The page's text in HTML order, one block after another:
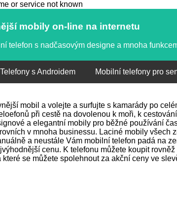
or service not known
mobily on-line na internetu
telefon s nadčasovým designe a mnoha
Telefony s Androidem Mobilní telefony pro
mobil a volejte a surfujte s kamarády po
při cestě na dovolenou k moři, k
a elegantní mobily pro běžné používání
v mnoha businessu. Laciné mobily všech
a neustále Vám mobilní telefon padá na
cenu. K telefonu můžete koupit
se můžete spolehnout za akční ceny ve